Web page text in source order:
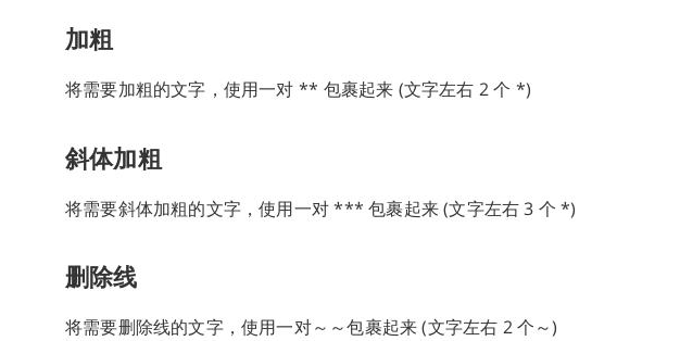
加粗
将需要加粗的文字，使用一对 ** 包裹起来 (文字左右 2 个 *)
斜体加粗
将需要斜体加粗的文字，使用一对 *** 包裹起来 (文字左右 3 个 *)
删除线
将需要删除线的文字，使用一对～～包裹起来 (文字左右 2 个～)